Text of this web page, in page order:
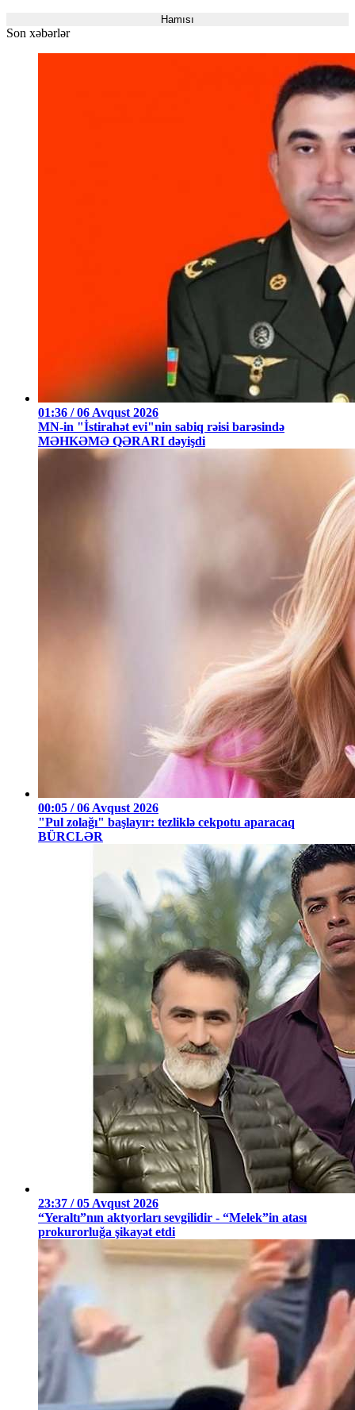
Hamısı
Son xəbərlər
01:36 / 06 Avqust 2026
MN-in "İstirahət evi"nin sabiq rəisi barəsində
MƏHKƏMƏ QƏRARI dəyişdi
00:05 / 06 Avqust 2026
"Pul zolağı" başlayır: tezliklə cekpotu aparacaq
BÜRCLƏR
23:37 / 05 Avqust 2026
“Yeraltı”nın aktyorları sevgilidir - “Melek”in atası
prokurorluğa şikayət etdi